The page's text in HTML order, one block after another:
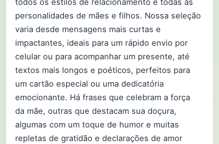
todos os estilos de relacionamento e todas as
personalidades de mães e filhos. Nossa seleção
varia desde mensagens mais curtas e
impactantes, ideais para um rápido envio por
celular ou para acompanhar um presente, até
textos mais longos e poéticos, perfeitos para
um cartão especial ou uma dedicatória
emocionante. Há frases que celebram a força
da mãe, outras que destacam sua doçura,
algumas com um toque de humor e muitas
repletas de gratidão e declarações de amor